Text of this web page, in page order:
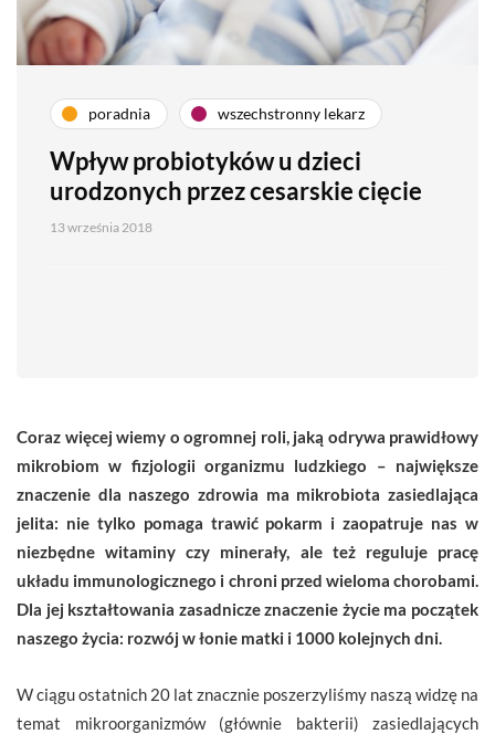
poradnia wszechstronny lekarz
Wpływ probiotyków u dzieci
urodzonych przez cesarskie cięcie
13 września 2018
Coraz więcej wiemy o ogromnej roli, jaką odrywa prawidłowy
mikrobiom w fizjologii organizmu ludzkiego – największe
znaczenie dla naszego zdrowia ma mikrobiota zasiedlająca
jelita: nie tylko pomaga trawić pokarm i zaopatruje nas w
niezbędne witaminy czy minerały, ale też reguluje pracę
układu immunologicznego i chroni przed wieloma chorobami.
Dla jej kształtowania zasadnicze znaczenie życie ma początek
naszego życia: rozwój w łonie matki i 1000 kolejnych dni.
W ciągu ostatnich 20 lat znacznie poszerzyliśmy naszą widzę na
temat mikroorganizmów (głównie bakterii) zasiedlających